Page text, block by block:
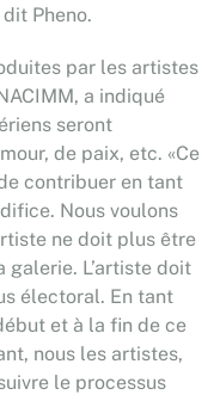
dit Pheno.
par les artistes
a indiqué
seront
de paix, etc. «Ce
contribuer en tant
Nous voulons
ne doit plus être
L’artiste doit
électoral. En tant
et à la fin de ce
nous les artistes,
le processus